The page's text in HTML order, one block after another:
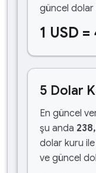
güncel dolar
1 USD =
5 Dolar
En güncel
şu anda
dolar kuru ile
ve güncel